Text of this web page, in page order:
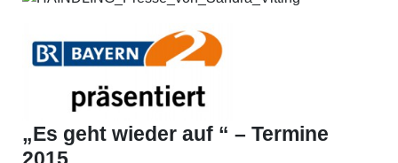
„Es geht wieder auf “ – Termine
2015